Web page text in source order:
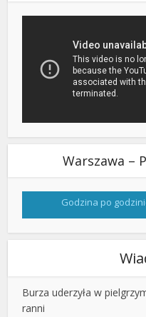
Warszawa –
Godzina po
Burza uderzyła w
ranni